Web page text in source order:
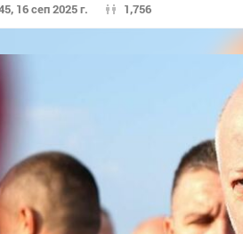
16 сеп 2025 г. 1,756